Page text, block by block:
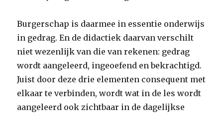
Burgerschap is daarmee in essentie onderwijs
in gedrag. En de didactiek daarvan verschilt
niet wezenlijk van die van rekenen: gedrag
wordt aangeleerd, ingeoefend en bekrachtigd.
Juist door deze drie elementen consequent met
elkaar te verbinden, wordt wat in de les wordt
aangeleerd ook zichtbaar in de dagelijkse